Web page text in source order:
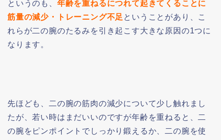
というのも、 年齢を重ねるにつれて起きてくることに
筋量の減少・トレーニング不足 ということがあり、こ
れらが二の腕のたるみを引き起こす大きな原因の1つに
なります。
先ほども、二の腕の筋肉の減少について少し触れまし
たが、若い時はまだいいのですが年齢を重ねると、二
の腕をピンポイントでしっかり鍛えるか、二の腕を使